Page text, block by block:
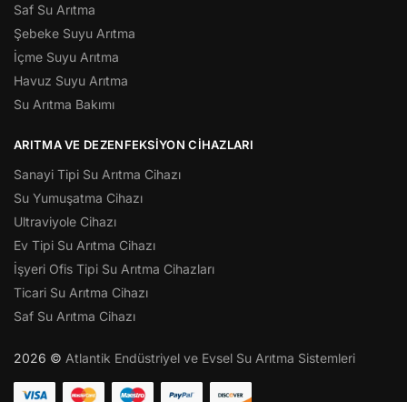
Saf Su Arıtma
Şebeke Suyu Arıtma
İçme Suyu Arıtma
Havuz Suyu Arıtma
Su Arıtma Bakımı
ARITMA VE DEZENFEKSIYON CIHAZLARI
Sanayi Tipi Su Arıtma Cihazı
Su Yumuşatma Cihazı
Ultraviyole Cihazı
Ev Tipi Su Arıtma Cihazı
İşyeri Ofis Tipi Su Arıtma Cihazları
Ticari Su Arıtma Cihazı
Saf Su Arıtma Cihazı
2026 © Atlantik Endüstriyel ve Evsel Su Arıtma Sistemleri